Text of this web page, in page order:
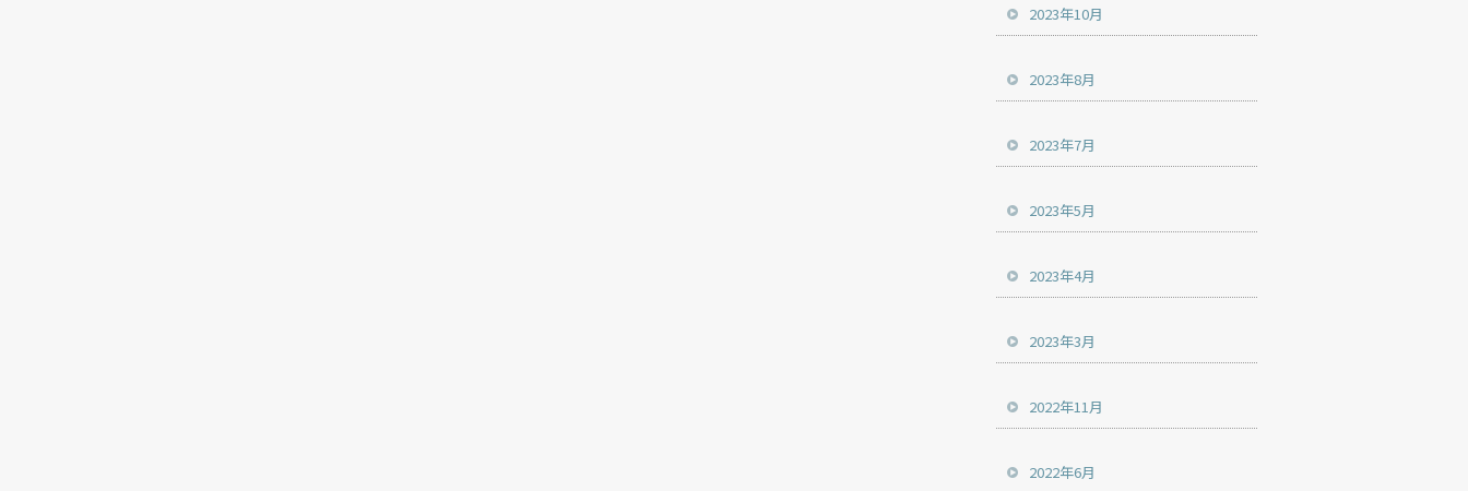
2023年10月
2023年8月
2023年7月
2023年5月
2023年4月
2023年3月
2022年11月
2022年6月